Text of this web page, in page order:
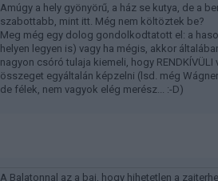
Amúgy a hely gyönyörű, a ház se kutya, de a
szabottabb, mint itt. Még nem költöztek be?
Meg még egy dolog gondolkodtatott el: a
helyen legyen is) vagy ha mégis, akkor
nagyon csóró tulaja kiemeli, hogy
összeget egyáltalán képzelni (lsd. még
de félek, nem vagyok elég merész... :-D)
A Balatonnal az a baj, hogy hihetetlen a